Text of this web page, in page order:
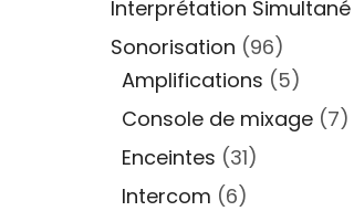
Interprétation Simultané
Sonorisation (96)
Amplifications (5)
Console de mixage (7)
Enceintes (31)
Intercom (6)